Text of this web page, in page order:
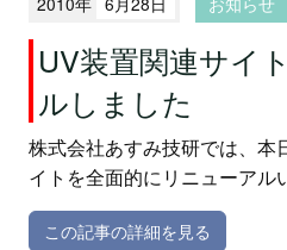
UV装置関連サイ
ルしました
株式会社あすみ技研では、本
イトを全面的にリニューアル
この記事の詳細を見る